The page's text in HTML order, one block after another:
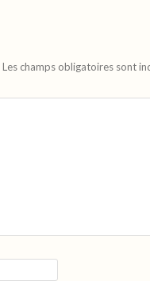
Les champs obligatoires sont